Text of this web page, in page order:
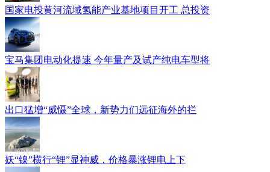
国家电投黄河流域氢能产业基地项目开工 总投资
宝马集团电动化提速 今年量产及试产纯电车型将
出口猛增“威慑”全球，新势力们远征海外的拦
妖“镍”横行“锂”显神威，价格暴涨锂电上下